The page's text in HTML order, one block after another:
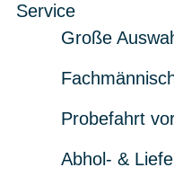
Service
Große
Probefahrt
Abhol- &